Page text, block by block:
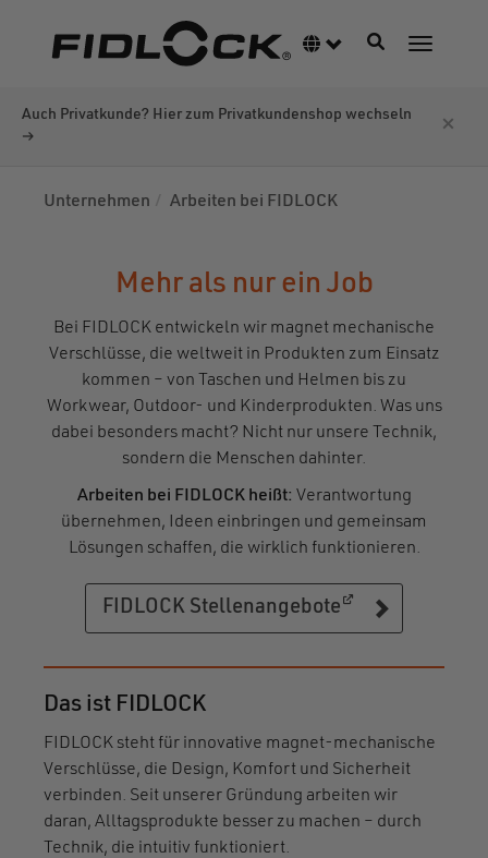
Sprachumschalter
Navigation
Auch Privatkunde? Hier zum Privatkundenshop wechseln
→
×
Unternehmen Arbeiten bei FIDLOCK
Mehr als nur ein Job
Bei FIDLOCK entwickeln wir magnet mechanische
Verschlüsse, die weltweit in Produkten zum Einsatz
kommen – von Taschen und Helmen bis zu
Workwear, Outdoor- und Kinderprodukten. Was uns
dabei besonders macht? Nicht nur unsere Technik,
sondern die Menschen dahinter.
Arbeiten bei FIDLOCK heißt: Verantwortung
übernehmen, Ideen einbringen und gemeinsam
Lösungen schaffen, die wirklich funktionieren.
FIDLOCK Stellenangebote(öffnet in
(öffnet in
Das ist FIDLOCK
FIDLOCK steht für innovative magnet-mechanische
Verschlüsse, die Design, Komfort und Sicherheit
verbinden. Seit unserer Gründung arbeiten wir
daran, Alltagsprodukte besser zu machen – durch
Technik, die intuitiv funktioniert.